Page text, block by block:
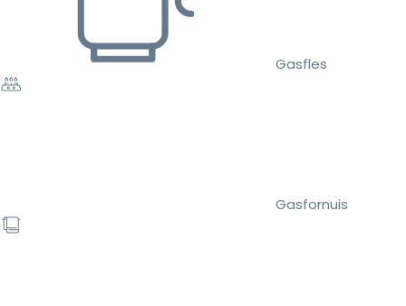
Gasfles
Gasfornuis